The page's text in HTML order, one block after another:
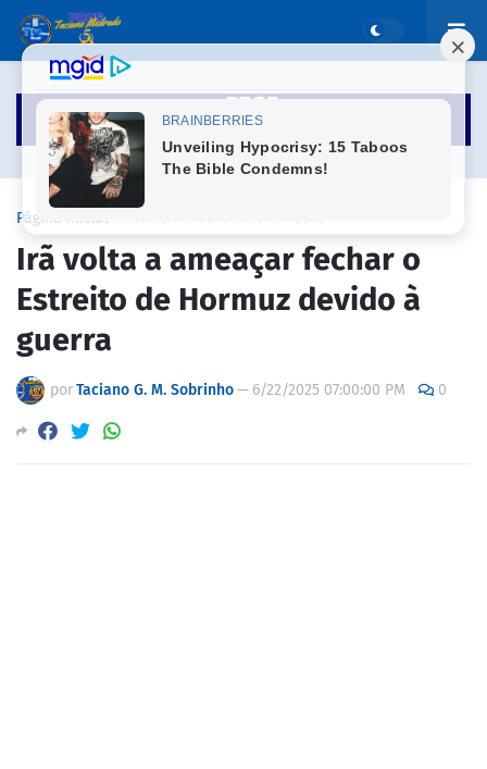
Página inicial
Irã volta a ameaçar fechar o
Estreito de Hormuz devido à
guerra
porTaciano G. M. Sobrinho— 6/22/2025 07:00:00 PM 0